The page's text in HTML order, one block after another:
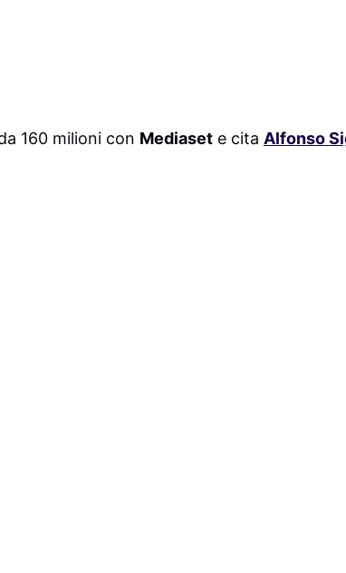
160 milioni con Mediaset e cita Alfonso